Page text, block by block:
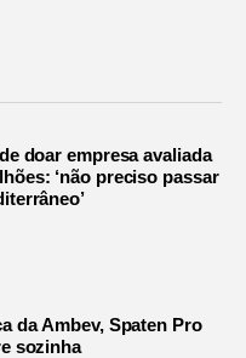
doar empresa avaliada
‘não preciso passar
da Ambev, Spaten Pro
sozinha